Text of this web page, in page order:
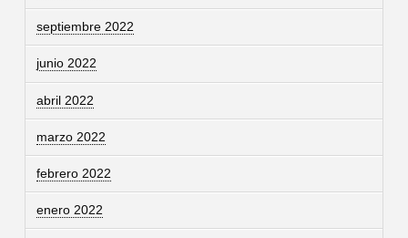
septiembre 2022
junio 2022
abril 2022
marzo 2022
febrero 2022
enero 2022